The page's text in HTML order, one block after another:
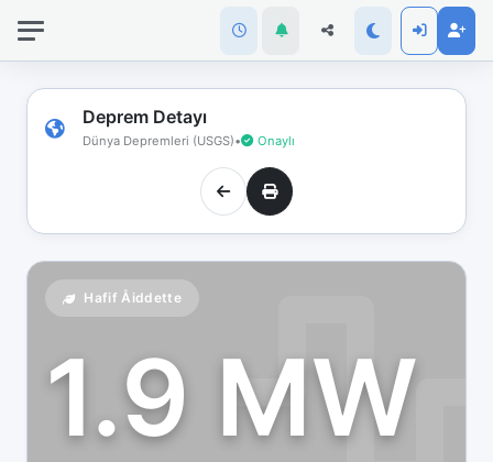
Deprem Detayı
Dünya Depremleri (USGS)• Onaylı
Hafif Åiddette
1.9 MW
bağlantınız
koptu!
Çevrimdışı
moddasınız.